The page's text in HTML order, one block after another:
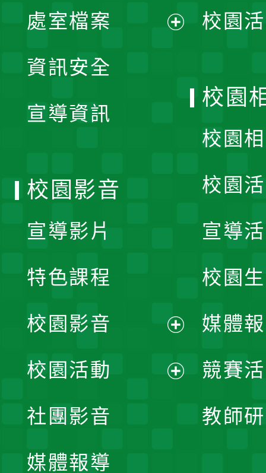
單
處室檔案
資訊安全
宣導資訊
校園
校園
校園
校園
宣導
校園
媒體
競賽
教師
校園影音
宣導影片
特色課程
校園影音
開
校園活動
社團影音
媒體報導